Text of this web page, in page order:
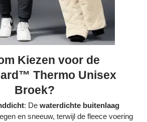
Kiezen voor de
Thermo Unisex
Broek?
: De waterdichte buitenlaag
en sneeuw, terwijl de fleece voering